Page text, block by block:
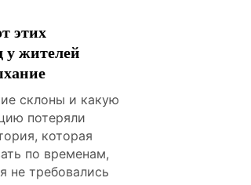
этих
у жителей
склоны и какую
потеряли
которая
по временам,
не требовались